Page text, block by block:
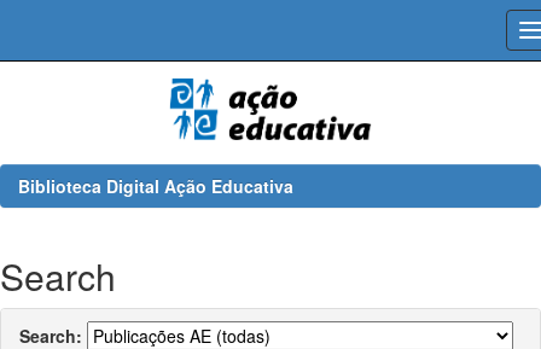
Biblioteca Digital Ação Educativa
Search
Search: